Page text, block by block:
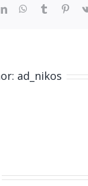
οχι
Volleyball
LinkedInWhatsApp
Tumblr
ad_nikos